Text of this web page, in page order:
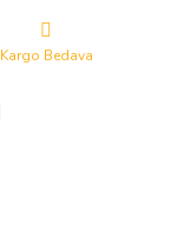
Kargo Bedava